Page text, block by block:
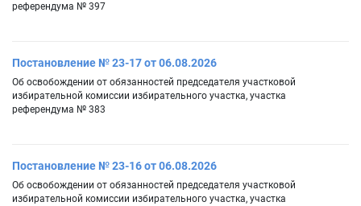
референдума № 397
Постановление № 23-17 от 06.08.2026
Об освобождении от обязанностей председателя участковой
избирательной комиссии избирательного участка, участка
референдума № 383
Постановление № 23-16 от 06.08.2026
Об освобождении от обязанностей председателя участковой
избирательной комиссии избирательного участка, участка